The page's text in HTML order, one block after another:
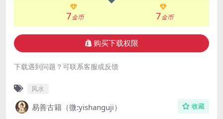
7金币 7金币
购买下载权限
下载遇到问题？可联系客服或反馈
风水
易善古籍（微:yishanguji） 收藏